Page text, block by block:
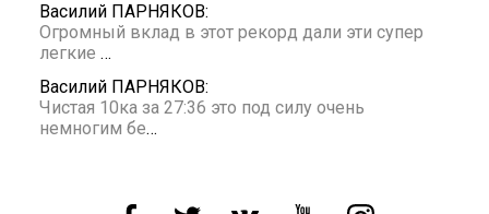
Василий ПАРНЯКОВ:
Огромный вклад в этот рекорд дали эти супер
легкие …
Василий ПАРНЯКОВ:
Чистая 10ка за 27:36 это под силу очень
немногим бе…